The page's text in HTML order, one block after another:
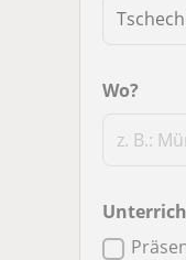
Wo?